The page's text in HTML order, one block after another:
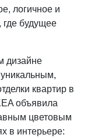
логичное и
где будущее
дизайне
квартир в
объявила
цветовым
в интерьере: